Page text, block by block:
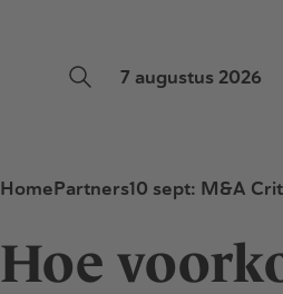
7 augustus 2026
HomePartners10 sept: M&A
Hoe